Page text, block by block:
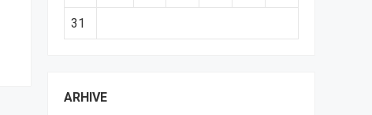
31
ARHIVE